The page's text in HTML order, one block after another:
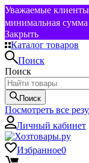
Уважаемые
минимальная
Закрыть
Каталог товаров
Поиск
Поиск
Поиск
Посмотреть все
Личный кабинет
Избранное0